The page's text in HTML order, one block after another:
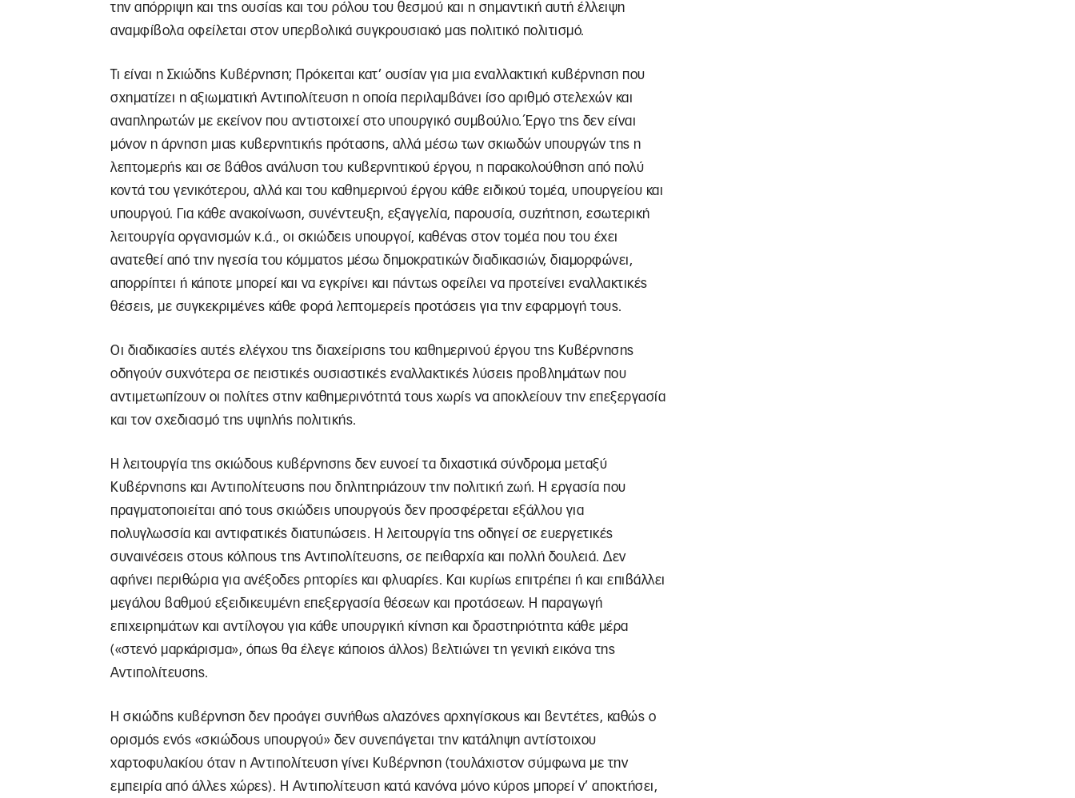
την απόρριψη και της ουσίας και του ρόλου του θεσμού και η σημαντική αυτή έλλειψη
αναμφίβολα οφείλεται στον υπερβολικά συγκρουσιακό μας πολιτικό πολιτισμό.
Τι είναι η Σκιώδης Κυβέρνηση; Πρόκειται κατ’ ουσίαν για μια εναλλακτική κυβέρνηση που
σχηματίζει η αξιωματική Αντιπολίτευση η οποία περιλαμβάνει ίσο αριθμό στελεχών και
αναπληρωτών με εκείνον που αντιστοιχεί στο υπουργικό συμβούλιο.΄Εργο της δεν είναι
μόνον η άρνηση μιας κυβερνητικής πρότασης, αλλά μέσω των σκιωδών υπουργών της η
λεπτομερής και σε βάθος ανάλυση του κυβερνητικού έργου, η παρακολούθηση από πολύ
κοντά του γενικότερου, αλλά και του καθημερινού έργου κάθε ειδικού τομέα, υπουργείου και
υπουργού. Για κάθε ανακοίνωση, συνέντευξη, εξαγγελία, παρουσία, συζήτηση, εσωτερική
λειτουργία οργανισμών κ.ά., οι σκιώδεις υπουργοί, καθένας στον τομέα που του έχει
ανατεθεί από την ηγεσία του κόμματος μέσω δημοκρατικών διαδικασιών, διαμορφώνει,
απορρίπτει ή κάποτε μπορεί και να εγκρίνει και πάντως οφείλει να προτείνει εναλλακτικές
θέσεις, με συγκεκριμένες κάθε φορά λεπτομερείς προτάσεις για την εφαρμογή τους.
Οι διαδικασίες αυτές ελέγχου της διαχείρισης του καθημερινού έργου της Κυβέρνησης
οδηγούν συχνότερα σε πειστικές ουσιαστικές εναλλακτικές λύσεις προβλημάτων που
αντιμετωπίζουν οι πολίτες στην καθημερινότητά τους χωρίς να αποκλείουν την επεξεργασία
και τον σχεδιασμό της υψηλής πολιτικής.
Η λειτουργία της σκιώδους κυβέρνησης δεν ευνοεί τα διχαστικά σύνδρομα μεταξύ
Κυβέρνησης και Αντιπολίτευσης που δηλητηριάζουν την πολιτική ζωή. Η εργασία που
πραγματοποιείται από τους σκιώδεις υπουργούς δεν προσφέρεται εξάλλου για
πολυγλωσσία και αντιφατικές διατυπώσεις. Η λειτουργία της οδηγεί σε ευεργετικές
συναινέσεις στους κόλπους της Αντιπολίτευσης, σε πειθαρχία και πολλή δουλειά. Δεν
αφήνει περιθώρια για ανέξοδες ρητορίες και φλυαρίες. Και κυρίως επιτρέπει ή και επιβάλλει
μεγάλου βαθμού εξειδικευμένη επεξεργασία θέσεων και προτάσεων. Η παραγωγή
επιχειρημάτων και αντίλογου για κάθε υπουργική κίνηση και δραστηριότητα κάθε μέρα
(«στενό μαρκάρισμα», όπως θα έλεγε κάποιος άλλος) βελτιώνει τη γενική εικόνα της
Αντιπολίτευσης.
Η σκιώδης κυβέρνηση δεν προάγει συνήθως αλαζόνες αρχηγίσκους και βεντέτες, καθώς ο
ορισμός ενός «σκιώδους υπουργού» δεν συνεπάγεται την κατάληψη αντίστοιχου
χαρτοφυλακίου όταν η Αντιπολίτευση γίνει Κυβέρνηση (τουλάχιστον σύμφωνα με την
εμπειρία από άλλες χώρες). Η Αντιπολίτευση κατά κανόνα μόνο κύρος μπορεί ν’ αποκτήσει,